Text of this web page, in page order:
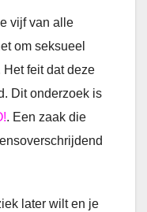
vijf van alle
om seksueel
feit dat deze
Dit onderzoek is
. Een zaak die
later wilt en je